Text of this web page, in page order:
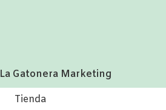
La Gatonera Marketing
Tienda